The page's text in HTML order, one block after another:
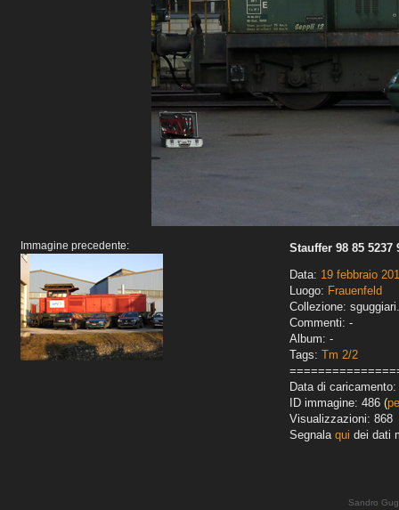
Immagine precedente:
Stauffer 98 85 5237
Data: 19 febbraio
Luogo: Frauenfeld
Collezione:
Commenti: -
Album: -
Tags: Tm 2/2
Data di caricamento:
ID immagine: 486 (
Visualizzazioni: 868
Segnala qui dei dati
Sandro